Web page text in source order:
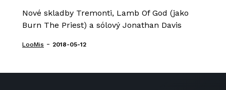
Nové skladby Tremonti, Lamb Of God (jako
Burn The Priest) a sólový Jonathan Davis
LooMis - 2018-05-12